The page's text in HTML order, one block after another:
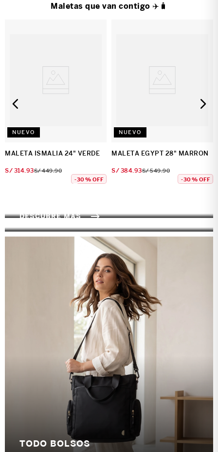
Maletas que van contigo ✈️🧳
NUEVO
MALETA ISMALIA 24" VERDE
S/ 314 93S/449.90
-30 % OFF
NUEVO
MALETA EGYPT 28" MARRON
S/ 384 93S/549.90
-30 % OFF
TODO VIAJE
DESCUBRE MÁS
TODO BOLSOS